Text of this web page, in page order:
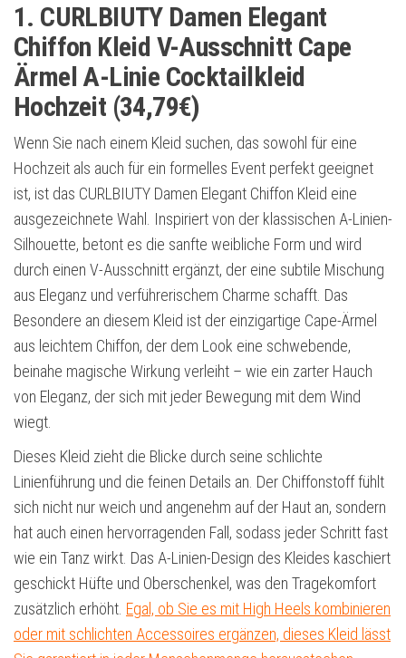
1. CURLBIUTY Damen Elegant
Chiffon Kleid V-Ausschnitt Cape
Ärmel A-Linie Cocktailkleid
Hochzeit (34,79€)
Wenn Sie nach einem Kleid suchen, das sowohl für eine
Hochzeit als auch für ein formelles Event perfekt geeignet
ist, ist das CURLBIUTY Damen Elegant Chiffon Kleid eine
ausgezeichnete Wahl. Inspiriert von der klassischen A-Linien-
Silhouette, betont es die sanfte weibliche Form und wird
durch einen V-Ausschnitt ergänzt, der eine subtile Mischung
aus Eleganz und verführerischem Charme schafft. Das
Besondere an diesem Kleid ist der einzigartige Cape-Ärmel
aus leichtem Chiffon, der dem Look eine schwebende,
beinahe magische Wirkung verleiht – wie ein zarter Hauch
von Eleganz, der sich mit jeder Bewegung mit dem Wind
wiegt.
Dieses Kleid zieht die Blicke durch seine schlichte
Linienführung und die feinen Details an. Der Chiffonstoff fühlt
sich nicht nur weich und angenehm auf der Haut an, sondern
hat auch einen hervorragenden Fall, sodass jeder Schritt fast
wie ein Tanz wirkt. Das A-Linien-Design des Kleides kaschiert
geschickt Hüfte und Oberschenkel, was den Tragekomfort
zusätzlich erhöht. Egal, ob Sie es mit High Heels kombinieren
oder mit schlichten Accessoires ergänzen, dieses Kleid lässt